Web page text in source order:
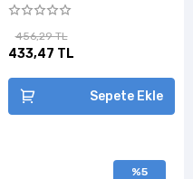
456,29 TL
433,47 TL
Sepete Ekle
%5